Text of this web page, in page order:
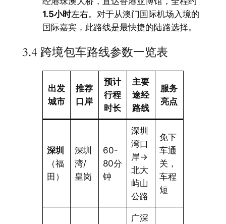
1.5小时左右。对于从澳门国际机场入境的
国际嘉宾，此路线是最快捷的陆路选择。
3.4 跨境包车路线参数一览表
出发
城市
推荐
口岸
预计
行程
时长
主要
途经
路线
服务
亮点
深圳
（福
田）
深圳
湾/
皇岗
60-
80分
钟
深圳
湾口
岸→
北大
屿山
公路
免下
车通
关，
车程
短
广深